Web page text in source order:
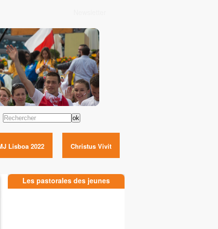
Rechercher
Lisboa 2022 Christus Vivit
Les pastorales des jeunes